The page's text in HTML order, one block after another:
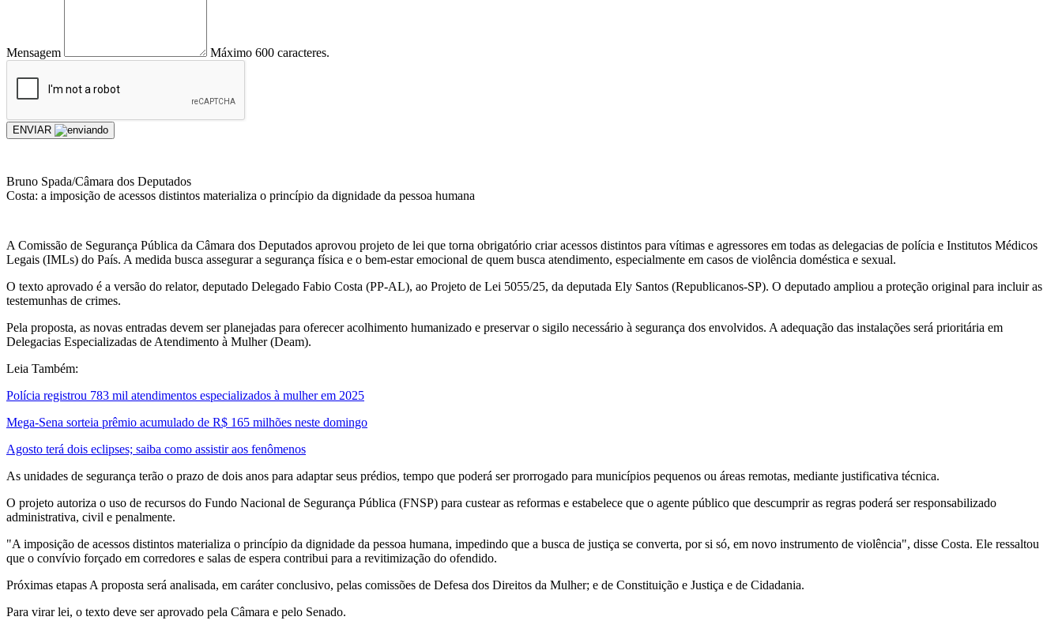
Mensagem Máximo 600 caracteres.
ENVIAR
Bruno Spada/Câmara dos Deputados
Costa: a imposição de acessos distintos materializa o princípio da dignidade da pessoa humana
A Comissão de Segurança Pública da Câmara dos Deputados aprovou projeto de lei que torna obrigatório criar acessos distintos para vítimas e agressores em todas as delegacias de polícia e Institutos Médicos
Legais (IMLs) do País. A medida busca assegurar a segurança física e o bem-estar emocional de quem busca atendimento, especialmente em casos de violência doméstica e sexual.
O texto aprovado é a versão do relator, deputado Delegado Fabio Costa (PP-AL), ao Projeto de Lei 5055/25, da deputada Ely Santos (Republicanos-SP). O deputado ampliou a proteção original para incluir as
testemunhas de crimes.
Pela proposta, as novas entradas devem ser planejadas para oferecer acolhimento humanizado e preservar o sigilo necessário à segurança dos envolvidos. A adequação das instalações será prioritária em
Delegacias Especializadas de Atendimento à Mulher (Deam).
Leia Também:
Polícia registrou 783 mil atendimentos especializados à mulher em 2025
Mega-Sena sorteia prêmio acumulado de R$ 165 milhões neste domingo
Agosto terá dois eclipses; saiba como assistir aos fenômenos
As unidades de segurança terão o prazo de dois anos para adaptar seus prédios, tempo que poderá ser prorrogado para municípios pequenos ou áreas remotas, mediante justificativa técnica.
O projeto autoriza o uso de recursos do Fundo Nacional de Segurança Pública (FNSP) para custear as reformas e estabelece que o agente público que descumprir as regras poderá ser responsabilizado
administrativa, civil e penalmente.
"A imposição de acessos distintos materializa o princípio da dignidade da pessoa humana, impedindo que a busca de justiça se converta, por si só, em novo instrumento de violência", disse Costa. Ele ressaltou
que o convívio forçado em corredores e salas de espera contribui para a revitimização do ofendido.
Próximas etapas A proposta será analisada, em caráter conclusivo, pelas comissões de Defesa dos Direitos da Mulher; e de Constituição e Justiça e de Cidadania.
Para virar lei, o texto deve ser aprovado pela Câmara e pelo Senado.